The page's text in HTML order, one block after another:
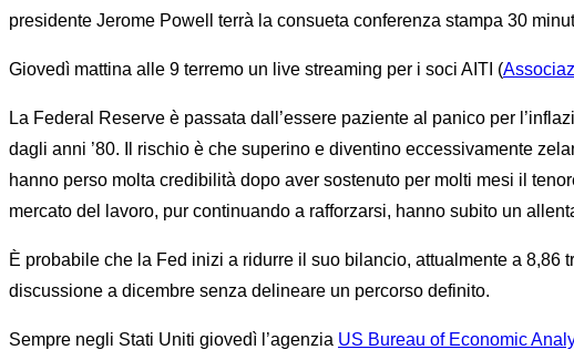
presidente Jerome Powell terrà la consueta conferenza stampa 30
Giovedì mattina alle 9 terremo un live streaming per i soci AITI (
La Federal Reserve è passata dall’essere paziente al panico per
dagli anni ’80. Il rischio è che superino e diventino eccessivamente
hanno perso molta credibilità dopo aver sostenuto per molti mesi il
mercato del lavoro, pur continuando a rafforzarsi, hanno subito un
È probabile che la Fed inizi a ridurre il suo bilancio, attualmente a
discussione a dicembre senza delineare un percorso definito.
Sempre negli Stati Uniti giovedì l’agenzia US Bureau of Economic